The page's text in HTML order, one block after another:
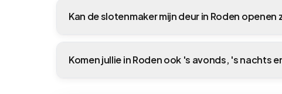
Kan de slotenmaker mijn deur in Roden openen
Komen jullie in Roden ook 's avonds, 's nachts